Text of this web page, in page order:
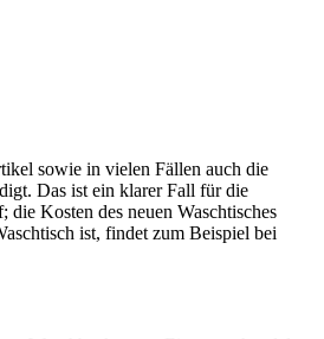
sowie in vielen Fällen auch die
Das ist ein klarer Fall für die
Kosten des neuen Waschtisches
ist, findet zum Beispiel bei